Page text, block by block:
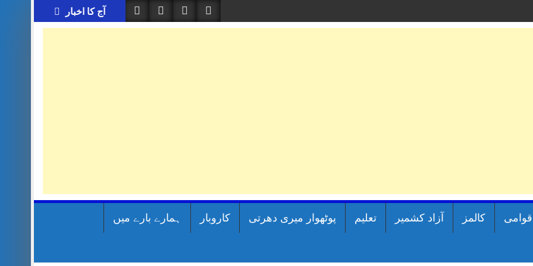
آج کا اخبار
کالمز آزاد کشمیر تعلیم پوٹھوار میری دھرتی کاروبار ہمارے بارے میں